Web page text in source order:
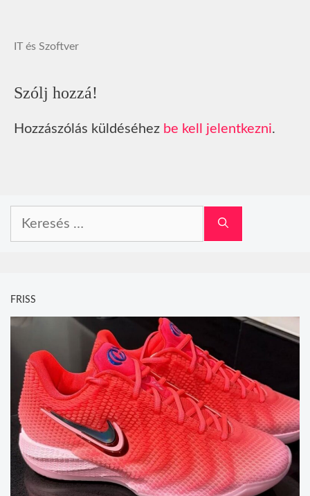
IT és Szoftver
Szólj hozzá!
Hozzászólás küldéséhez be kell jelentkezni.
FRISS